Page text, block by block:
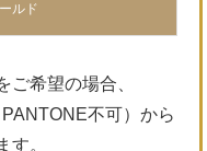
ルド
ご希望の場合、
不可）から
す。